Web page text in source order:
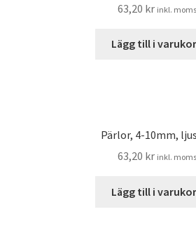
63,20 kr inkl. moms
Lägg till i
Pärlor, 4-10mm,
63,20 kr inkl. moms
Lägg till i